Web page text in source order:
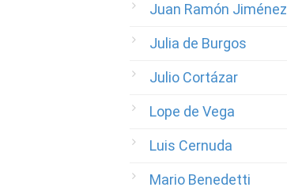
Juan Ramón Jiménez
Julia de Burgos
Julio Cortázar
Lope de Vega
Luis Cernuda
Mario Benedetti